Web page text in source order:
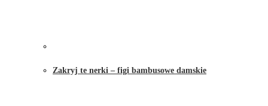
Zakryj te nerki – figi bambusowe damskie